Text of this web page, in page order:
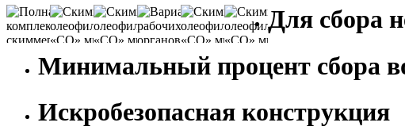
Для сбора
Минимальный процент сбора
Искробезопасная конструкция